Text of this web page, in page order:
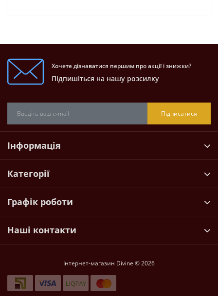
Хочете дізнаватися першим про акції і знижки?
Підпишіться на нашу розсилку
Підписатися
Інформація
Категорії
Графік роботи
Наші контакти
Інтернет-магазин Divine © 2026